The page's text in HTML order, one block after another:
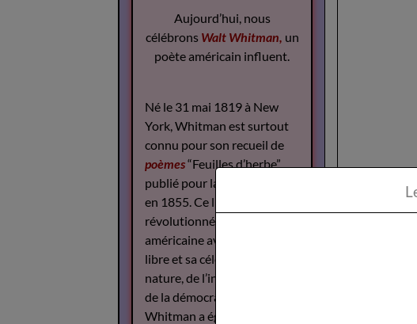
Aujourd’hui, nous
célébrons Walt Whitman, un
poète américain influent.
Né le 31 mai 1819 à New
York, Whitman est surtout
connu pour son recueil de
poèmes“Feuilles d’herbe”,
publié pour la première fois
en 1855. Ce livre a
révolutionné la poésie
américaine avec son style
libre et sa célébration de la
nature, de l’individualité et
de la démocratie.
Whitman a également